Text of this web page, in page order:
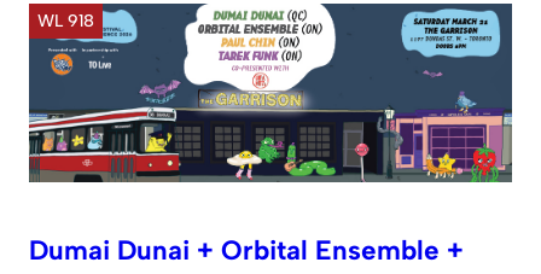
WL 918
Dumai Dunai + Orbital Ensemble +